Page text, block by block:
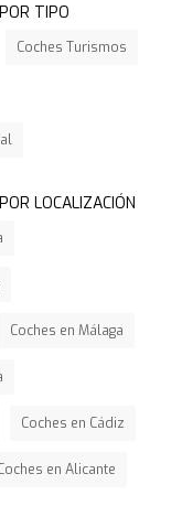
TIPO
Coches Turismos
LOCALIZACIÓN
Coches en Málaga
Coches en Cádiz
en Alicante